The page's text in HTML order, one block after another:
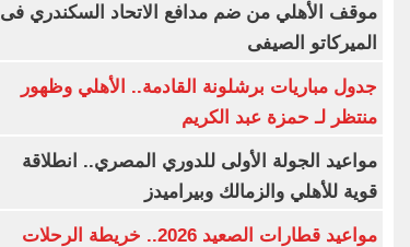
موقف الأهلي من ضم مدافع الاتحاد السكندري فى
الميركاتو الصيفى
جدول مباريات برشلونة القادمة.. الأهلي وظهور
منتظر لـ حمزة عبد الكريم
مواعيد الجولة الأولى للدوري المصري.. انطلاقة
قوية للأهلي والزمالك وبيراميدز
مواعيد قطارات الصعيد 2026.. خريطة الرحلات